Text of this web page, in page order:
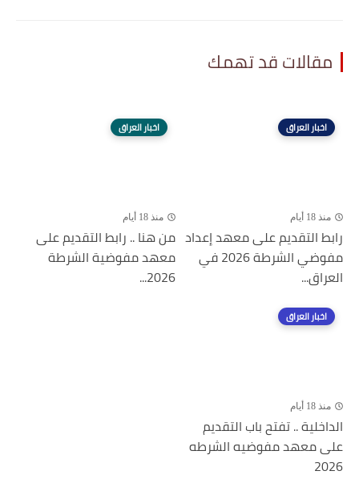
مقالات قد تهمك
اخبار العراق
منذ 18 أيام
رابط التقديم على معهد إعداد
مفوضي الشرطة 2026 في
العراق...
اخبار العراق
منذ 18 أيام
من هنا .. رابط التقديم على
معهد مفوضية الشرطة
2026...
اخبار العراق
منذ 18 أيام
الداخلية .. تفتح باب التقديم
على معهد مفوضيه الشرطه
2026